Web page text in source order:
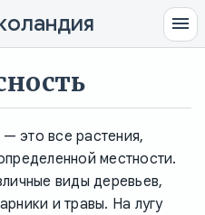
это все растения,
местности.
виды деревьев,
и травы. На лугу